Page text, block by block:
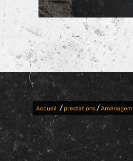
Accueil / prestations /